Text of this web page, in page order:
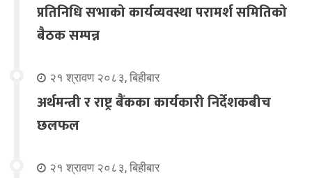
प्रतिनिधि सभाको कार्यव्यवस्था परामर्श समितिको
बैठक सम्पन्न
२१ श्रावण २०८३, बिहीबार
अर्थमन्त्री र राष्ट्र बैंकका कार्यकारी निर्देशकबीच
छलफल
२१ श्रावण २०८३, बिहीबार